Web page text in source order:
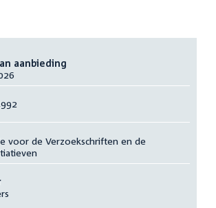
aanbieding
voor de Verzoekschriften en de